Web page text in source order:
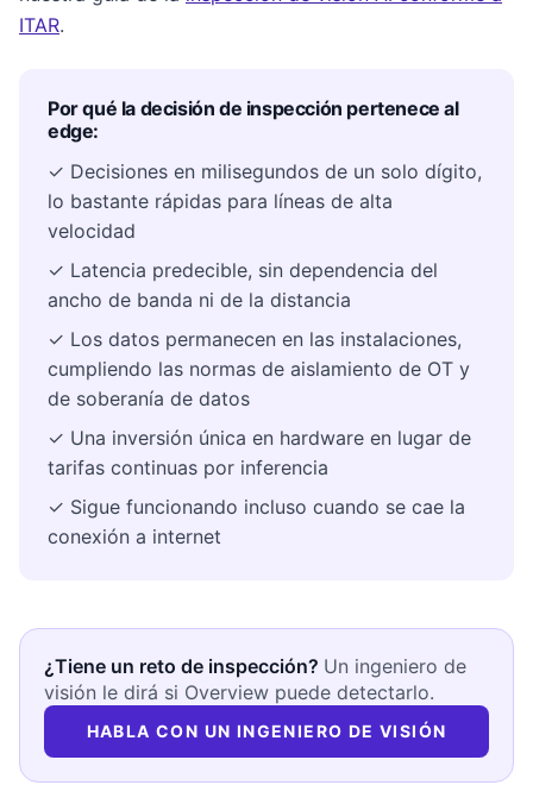
ITAR.
Por qué la decisión de inspección pertenece al
edge:
✓ Decisiones en milisegundos de un solo dígito,
lo bastante rápidas para líneas de alta
velocidad
✓ Latencia predecible, sin dependencia del
ancho de banda ni de la distancia
✓ Los datos permanecen en las instalaciones,
cumpliendo las normas de aislamiento de OT y
de soberanía de datos
✓ Una inversión única en hardware en lugar de
tarifas continuas por inferencia
✓ Sigue funcionando incluso cuando se cae la
conexión a internet
¿Tiene un reto de inspección? Un ingeniero de
visión le dirá si Overview puede detectarlo.
HABLA CON UN INGENIERO DE VISIÓN